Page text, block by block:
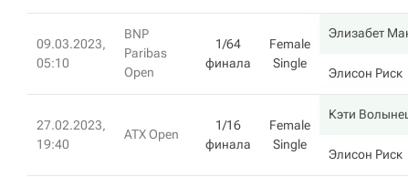
09.03.2023,
05:10
BNP
Paribas
Open
1/64
финала
Female
Single
Элизабет
Элисон Риск
27.02.2023,
19:40
ATX Open
1/16
финала
Female
Single
Кэти
Элисон Риск